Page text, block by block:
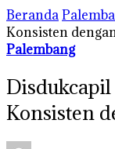
Beranda
Konsisten
Palembang
Konsisten